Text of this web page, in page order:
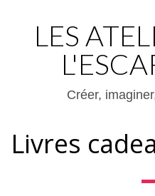
LES
Créer,
Livres